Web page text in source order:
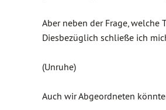
Aber neben der Frage,
Diesbezüglich schließe ich
(Unruhe)
Auch wir Abgeordneten